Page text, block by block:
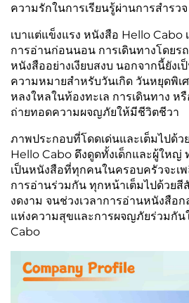
ความรักในการเรียนรู้ผ่านการสำรวจ
เบาแต่แข็งแรง หนังสือ Hello Cabo
การอ่านก่อนนอน การเดินทางโดยร
หนังสืออย่างเงียบสงบ นอกจากนี้ยัง
ความหมายสำหรับวันเกิด วันหยุดพิเ
หลงใหลในท้องทะเล การเดินทาง
ถ่ายทอดความผจญภัยให้มีชีวิตชีวา
ภาพประกอบที่โดดเด่นและเต็มไปด้
Hello Cabo ดึงดูดทั้งเด็กและผู้ใหญ่
เป็นหนังสือที่ทุกคนในครอบครัวจะเ
การอ่านร่วมกัน ทุกหน้าเต็มไปด้วยสี
งดงาม จนช่วงเวลาการอ่านหนังสือ
แห่งความสุขและการผจญภัยร่วมกัน
Cabo